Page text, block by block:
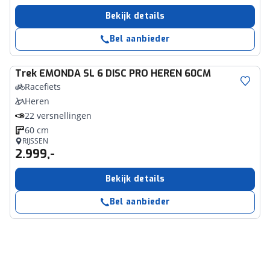
Bekijk details
Bel aanbieder
Trek EMONDA SL 6 DISC PRO HEREN 60CM
Racefiets
Heren
22 versnellingen
60 cm
RIJSSEN
2.999,-
Bekijk details
Bel aanbieder